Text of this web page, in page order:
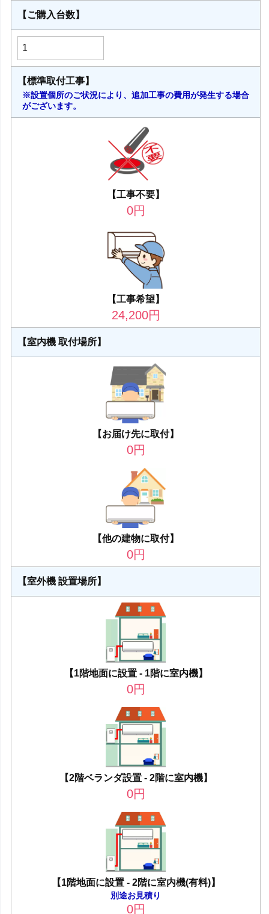
【ご購入台数】
【標準取付工事】
※設置個所のご状況により、追加工事の費用が発生する場合
がございます。
【工事不要】
0円
【工事希望】
24,200円
【室内機 取付場所】
【お届け先に取付】
0円
【他の建物に取付】
0円
【室外機 設置場所】
【1階地面に設置 - 1階に室内機】
0円
【2階ベランダ設置 - 2階に室内機】
0円
【1階地面に設置 - 2階に室内機(有料)】
別途お見積り
0円